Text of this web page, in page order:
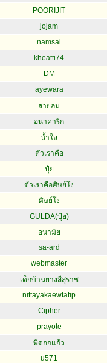
POORIJIT
jojam
namsai
kheatti74
DM
ayewara
สายลม
อนาคาริก
น้ำใส
ตัวเราคือ
ปุ๋ย
ตัวเราคือศิษย์โง่
ศิษย์โง่
GULDA(ปุ๋ย)
อนามัย
sa-ard
webmaster
เด็กบ้านยางสีสุราช
nittayakaewtatip
Cipher
prayote
พี่ดอกแก้ว
u571